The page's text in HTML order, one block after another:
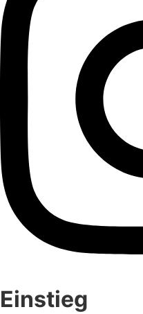
Einstieg